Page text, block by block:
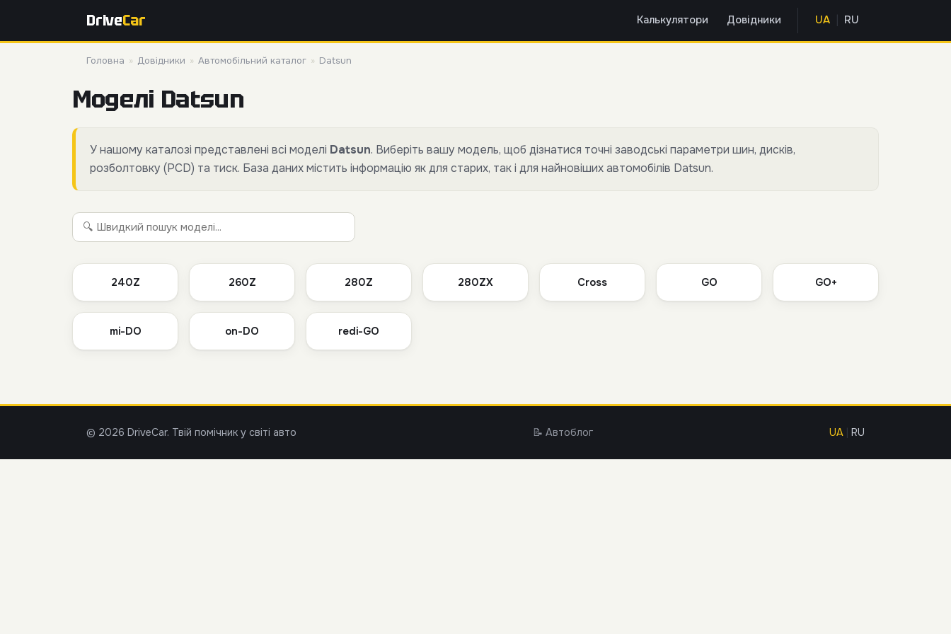
DriveCar Калькулятори Довідники UA RU
Головна » Довідники » Автомобільний каталог » Datsun
Моделі Datsun
У нашому каталозі представлені всі моделі Datsun. Виберіть вашу модель, щоб дізнатися точні заводські параметри шин, дисків,
розболтовку (PCD) та тиск. База даних містить інформацію як для старих, так і для найновіших автомобілів Datsun.
240Z 260Z 280Z 280ZX Cross GO GO+
mi-DO on-DO redi-GO
© 2026 DriveCar. Твій помічник у світі авто 📝 Автоблог UA RU